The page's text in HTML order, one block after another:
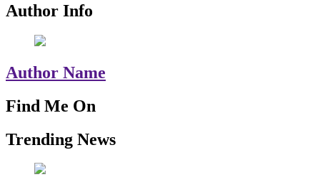
Author Info
Author Name
Find Me On
Trending News